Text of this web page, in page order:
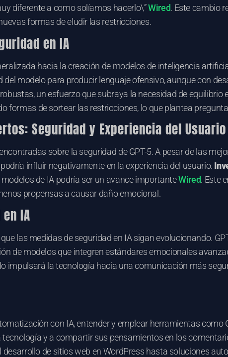
diferente a como solíamos hacerlo\”Wired. Este cambio
formas de eludir las restricciones.
en IA
hacia la creación de modelos de inteligencia
modelo para producir lenguaje ofensivo, aunque con
un esfuerzo que subraya la necesidad de
formas de sortear las restricciones, lo que plantea
Seguridad y Experiencia del Usuario
sobre la seguridad de GPT-5. A pesar de las
influir negativamente en la experiencia del usuario.
de IA podría ser un avance importanteWired. Este
propensas a causar daño emocional.
IA
las medidas de seguridad en IA sigan evolucionando.
de modelos que integren estándares emocionales
impulsará la tecnología hacia una comunicación más
con IA, entender y emplear herramientas
tecnología y a compartir sus pensamientos en los
desarrollo de sitios web en WordPress hasta soluciones